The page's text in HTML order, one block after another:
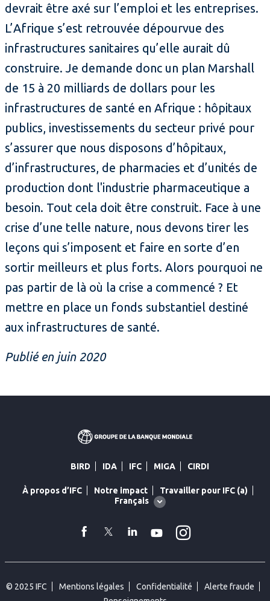
devrait être axé sur l’emploi et les entreprises.
L’Afrique s’est retrouvée dépourvue des
infrastructures sanitaires qu’elle aurait dû
construire. Je demande donc un plan Marshall
de 15 à 20 milliards de dollars pour les
infrastructures de santé en Afrique : hôpitaux
publics, investissements du secteur privé pour
s’assurer que nous disposons d’hôpitaux,
d’infrastructures, de pharmacies et d’unités de
production dont l'industrie pharmaceutique a
besoin. Tout cela doit être construit. Face à une
crise d’une telle nature, nous devons tirer les
leçons qui s’imposent et faire en sorte d’en
sortir meilleurs et plus forts. Alors pourquoi ne
pas partir de là où la crise a commencé ? Et
mettre en place un fonds substantiel destiné
aux infrastructures de santé.
Publié en juin 2020
BIRD IDA IFC MIGA CIRDI
À propos d’IFC Notre impact
Travailler pour IFC (a)
Global
Français
facebook
TwitterLinkedinYouTube
© 2025 IFC Mentions légales Confidentialité
Alerte fraude